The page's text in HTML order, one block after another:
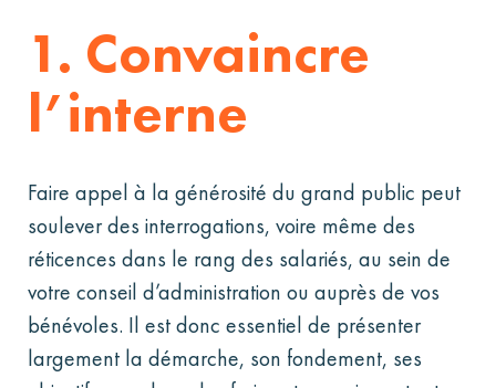
1. Convaincre
l’interne
Faire appel à la générosité du grand public peut
soulever des interrogations, voire même des
réticences dans le rang des salariés, au sein de
votre conseil d’administration ou auprès de vos
bénévoles. Il est donc essentiel de présenter
largement la démarche, son fondement, ses